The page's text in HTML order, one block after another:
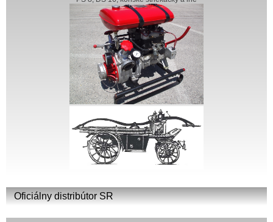
Oficiálny distribútor SR